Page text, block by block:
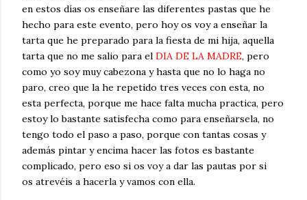
en estos días os enseñare las diferentes pastas que he
hecho para este evento, pero hoy os voy a enseñar la
tarta que he preparado para la fiesta de mi hija, aquella
tarta que no me salio para el DIA DE LA MADRE, pero
como yo soy muy cabezona y hasta que no lo haga no
paro, creo que la he repetido tres veces con esta, no
esta perfecta, porque me hace falta mucha practica, pero
estoy lo bastante satisfecha como para enseñarsela, no
tengo todo el paso a paso, porque con tantas cosas y
además pintar y encima hacer las fotos es bastante
complicado, pero eso si os voy a dar las pautas por si
os atrevéis a hacerla y vamos con ella.